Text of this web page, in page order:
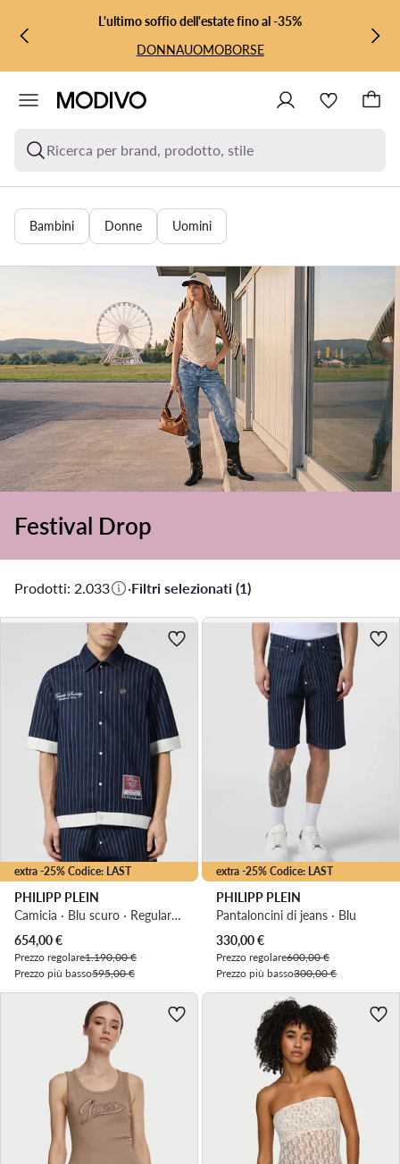
VAI AL CONTENUTO PRINCIPALE
VAI ALLA RICERCAL'ultimo soffio dell'estate fino al -35%
DONNAUOMOBORSE
Ricerca per brand, prodotto, stile
Bambini Donne Uomini
Festival Drop
Prodotti: 2.033 ·Filtri selezionati (1)
extra -25% Codice: LAST
PHILIPP PLEIN
Camicia · Blu scuro · Regular Fit
Prezzo attuale
654,00€
Prezzo regolare1.190,00 €
Prezzo più basso595,00 €
extra -25% Codice: LAST
PHILIPP PLEIN
Pantaloncini di jeans · Blu
Prezzo attuale
330,00€
Prezzo regolare600,00 €
Prezzo più basso300,00 €